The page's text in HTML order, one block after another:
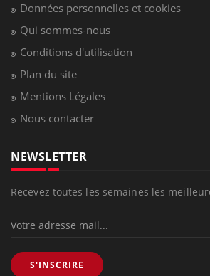
Données personnelles et cookies
Qui sommes-nous
Conditions d'utilisation
Plan du site
Mentions Légales
Nous contacter
NEWSLETTER
Recevez toutes les semaines les
S'INSCRIRE